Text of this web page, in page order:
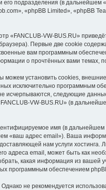
его подразделения (в
«phpBB Limited», «phpBB
«FANCLUB-VW-BUS.RU»
Первые две cookie
вам программным
о прочтённых вами темах,
установить cookies,
исключительно
исчерпываются, следующие
VW-BUS.RU» (в
имя (в
«ваш адрес email»). Ваша
нам услуги
адреса email, может быть как
какая информация из вашей
программным обеспечением
не рекомендуется